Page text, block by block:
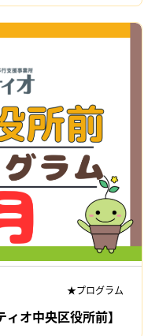
★プログラム
オ中央区役所前】